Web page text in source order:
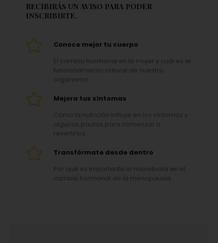
RECIBIRÁS UN AVISO PARA PODER
INSCRIBIRTE.
Conoce mejor tu cuerpo
El cambio hormonal en la mujer y cuál es el
funcionamiento natural de nuestro
organismo.
Mejora tus síntomas
Cómo la nutrición influye en los síntomas y
algunas pautas para comenzar a
revertirlos.
Transfórmate desde dentro
Por qué es importante la microbiota en el
cambio hormonal de la menopausia.